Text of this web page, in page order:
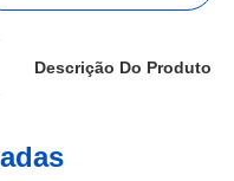
Descrição Do Produto